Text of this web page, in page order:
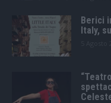
Berici
Italy,